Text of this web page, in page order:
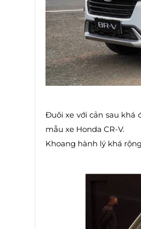
Đuôi xe với cản sau khá
mẫu xe Honda CR-V.
Khoang hành lý khá